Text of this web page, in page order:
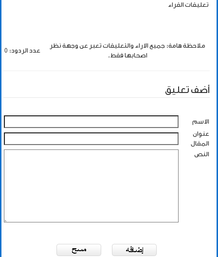
تعليقات القراء
ملاحظة هامة: جميع الاراء والتعليقات تعبر عن وجهة نظر
اصحابها فقط.
عدد الردود: 0
أضف تعليق
الاسم
عنوان
المقال
النص